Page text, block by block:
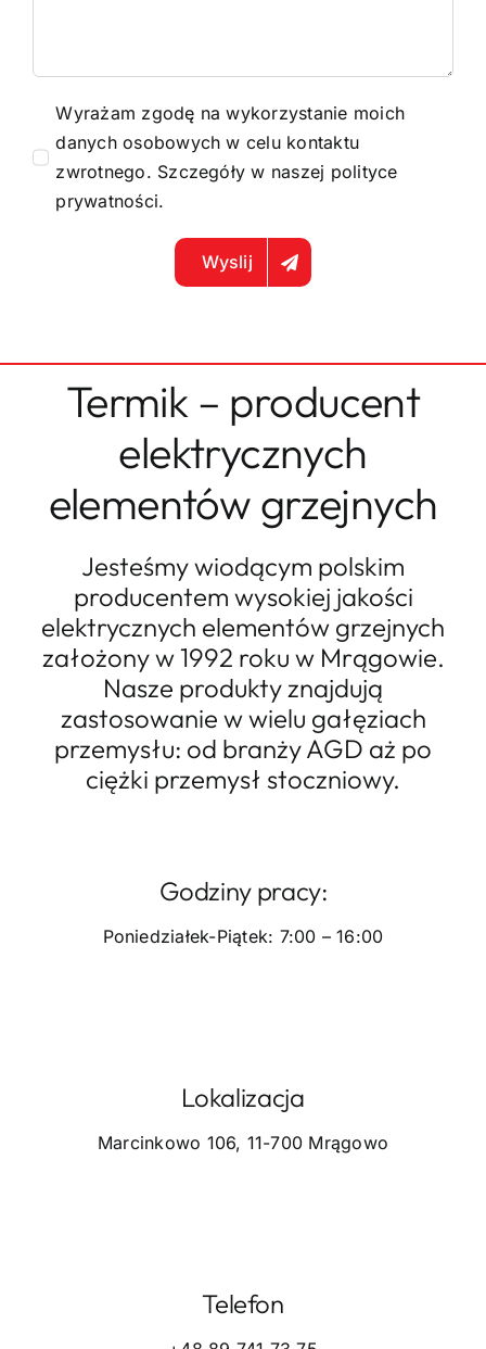
Wyrażam zgodę na wykorzystanie moich
danych osobowych w celu kontaktu
zwrotnego. Szczegóły w naszej polityce
prywatności.
Wyslij
Termik – producent
elektrycznych
elementów grzejnych
Jesteśmy wiodącym polskim
producentem wysokiej jakości
elektrycznych elementów grzejnych
założony w 1992 roku w Mrągowie.
Nasze produkty znajdują
zastosowanie w wielu gałęziach
przemysłu: od branży AGD aż po
ciężki przemysł stoczniowy.
Godziny pracy:
Poniedziałek-Piątek: 7:00 – 16:00
Lokalizacja
Marcinkowo 106, 11-700 Mrągowo
Telefon